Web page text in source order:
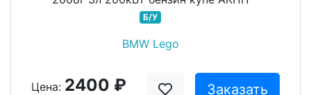
Б/У
BMW Lego
Цена: 2400 ₽ Заказать